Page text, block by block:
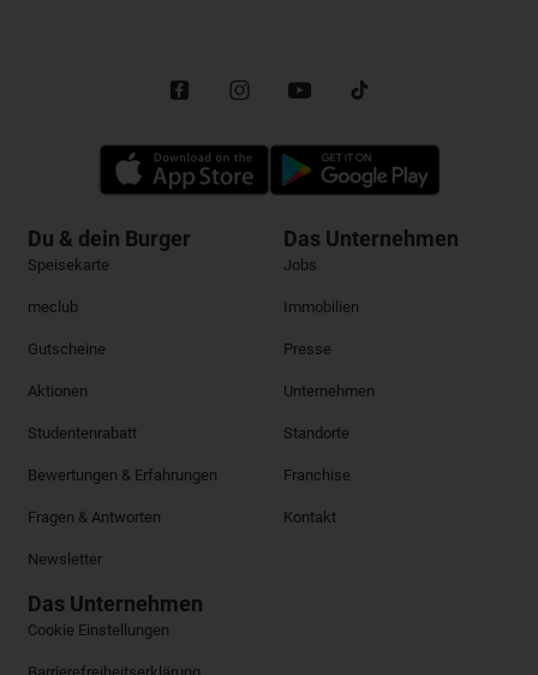
Du & dein Burger
Speisekarte
meclub
Gutscheine
Aktionen
Studentenrabatt
Bewertungen & Erfahrungen
Fragen & Antworten
Newsletter
Das Unternehmen
Jobs
Immobilien
Presse
Unternehmen
Standorte
Franchise
Kontakt
Das Unternehmen
Cookie Einstellungen